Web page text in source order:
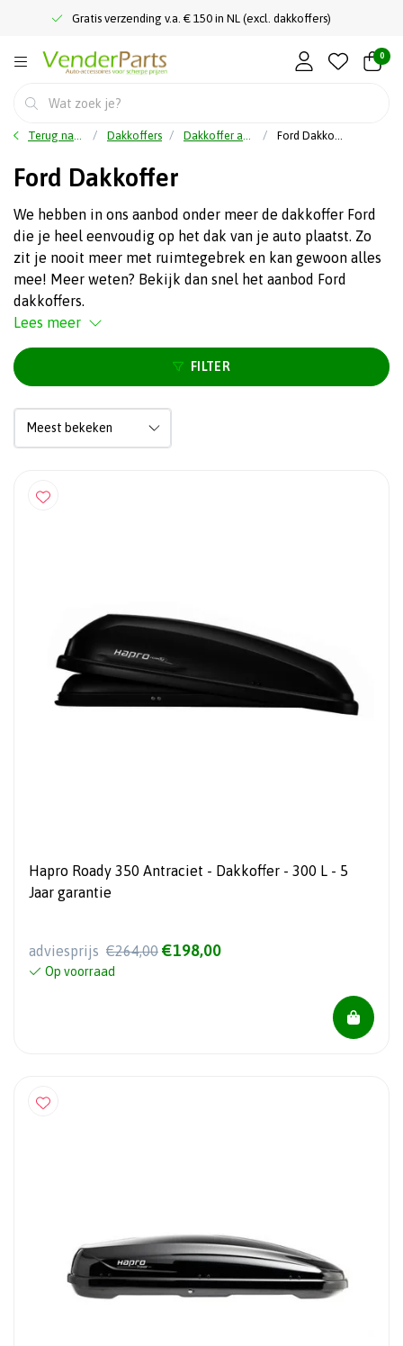
Gratis verzending v.a. € 150 in NL (excl. dakkoffers)
0
Terug naar home Dakkoffers Dakkoffer automerk Ford Dakkoffer
Ford Dakkoffer
We hebben in ons aanbod onder meer de dakkoffer Ford
die je heel eenvoudig op het dak van je auto plaatst. Zo
zit je nooit meer met ruimtegebrek en kan gewoon alles
mee! Meer weten? Bekijk dan snel het aanbod Ford
dakkoffers.
Lees meer
FILTER
Hapro Roady 350 Antraciet - Dakkoffer - 300 L - 5
Jaar garantie
adviesprijs €264,00 €198,00
Op voorraad